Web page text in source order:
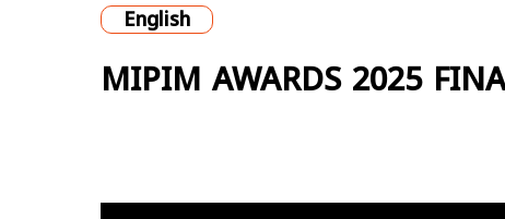
English
MIPIM AWARDS 2025